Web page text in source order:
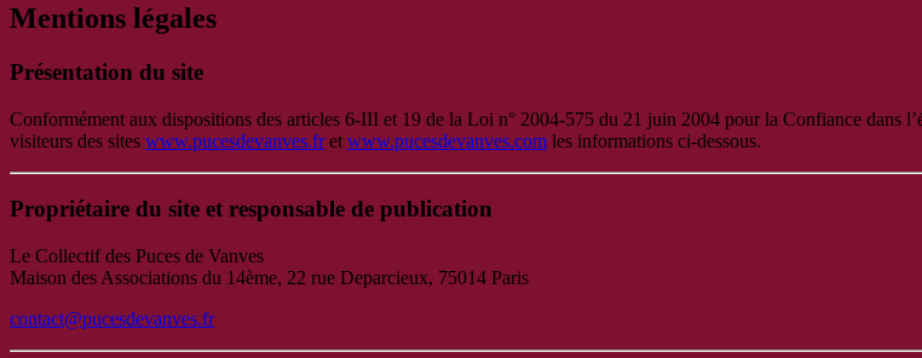
Mentions légales
Présentation du site
Conformément aux dispositions des articles 6-III et 19 de la Loi n° 2004-575 du 21 juin 2004 pour la Confiance dans
visiteurs des sites www.pucesdevanves.fret www.pucesdevanves.com les informations ci-dessous.
Propriétaire du site et responsable de publication
Le Collectif des Puces de Vanves
Maison des Associations du 14ème, 22 rue Deparcieux, 75014 Paris
contact@pucesdevanves.fr